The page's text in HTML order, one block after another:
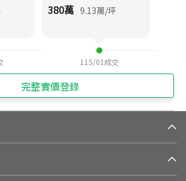
380萬 9.13萬/坪
115/01 成交
完整實價登錄